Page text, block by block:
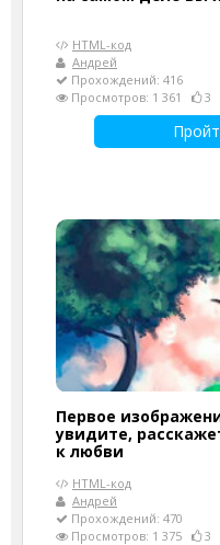
HTML-код
Андрей
Прохождений: 416
Просмотров: 1 361
3
Первое
увидите,
к любви
HTML-код
Андрей
Прохождений: 470
Просмотров: 1 375
3